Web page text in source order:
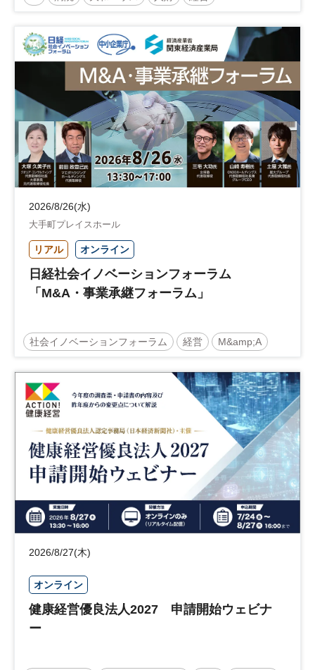
略で描く持続可能な未来へ～
人材戦略
日経健康セミナー 病院経営 診療報酬
土日祝開催
2026/8/26(水)
大手町プレイスホール
リアル オンライン
日経社会イノベーションフォーラム
「M&A・事業承継フォーラム」
社会イノベーションフォーラム 経営 M&amp;A
事業承継 中堅中小企業
日経社会イノベーションフォーラム 参加無料
2026/8/27(木)
オンライン
健康経営優良法人2027 申請開始ウェビナ
ー